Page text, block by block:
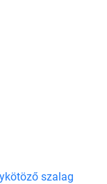
szalag